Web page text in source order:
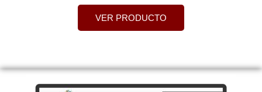
VER PRODUCTO